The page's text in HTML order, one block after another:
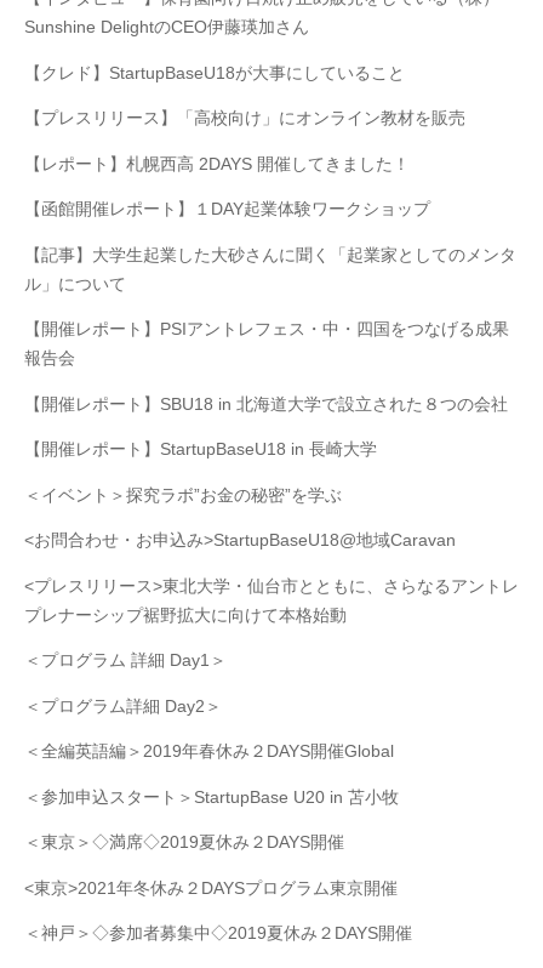
Sunshine DelightのCEO伊藤瑛加さん
【クレド】StartupBaseU18が大事にしていること
【プレスリリース】「高校向け」にオンライン教材を販売
【レポート】札幌西高 2DAYS 開催してきました！
【函館開催レポート】１DAY起業体験ワークショップ
【記事】大学生起業した大砂さんに聞く「起業家としてのメンタ
ル」について
【開催レポート】PSIアントレフェス・中・四国をつなげる成果
報告会
【開催レポート】SBU18 in 北海道大学で設立された８つの会社
【開催レポート】StartupBaseU18 in 長崎大学
＜イベント＞探究ラボ”お金の秘密”を学ぶ
<お問合わせ・お申込み>StartupBaseU18@地域Caravan
<プレスリリース>東北大学・仙台市とともに、さらなるアントレ
プレナーシップ裾野拡大に向けて本格始動
＜プログラム 詳細 Day1＞
＜プログラム詳細 Day2＞
＜全編英語編＞2019年春休み２DAYS開催Global
＜参加申込スタート＞StartupBase U20 in 苫小牧
＜東京＞◇満席◇2019夏休み２DAYS開催
<東京>2021年冬休み２DAYSプログラム東京開催
＜神戸＞◇参加者募集中◇2019夏休み２DAYS開催